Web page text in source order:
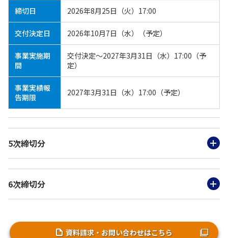
締切日 2026年8月25日（火）17:00
交付決定日 2026年10月7日（水）（予定）
事業実施期
間
交付決定～2027年3月31日（水）17:00（予
定）
事業実績報
告期限
2027年3月31日（水）17:00（予定）
5次締切分
6次締切分
資料請求・お問い合わせはこちら